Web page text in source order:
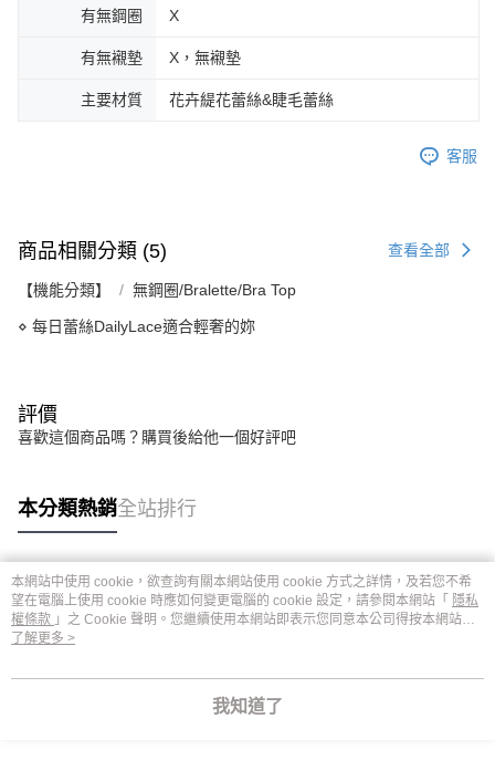
有無鋼圈 X
有無襯墊 X，無襯墊
主要材質 花卉緹花蕾絲&睫毛蕾絲
客服
商品相關分類 (5) 查看全部
【機能分類】 無鋼圈/Bralette/Bra Top
⋄ 每日蕾絲DailyLace適合輕奢的妳
評價
喜歡這個商品嗎？購買後給他一個好評吧
本分類熱銷全站排行
熱門標籤
本網站中使用 cookie，欲查詢有關本網站使用 cookie 方式之詳情，及若您不希
望在電腦上使用 cookie 時應如何變更電腦的 cookie 設定，請參閱本網站「 隱私
權條款 」之 Cookie 聲明。您繼續使用本網站即表示您同意本公司得按本網站使
用條款之 Cookie 聲明使用 cookie。
了解更多 >
我知道了